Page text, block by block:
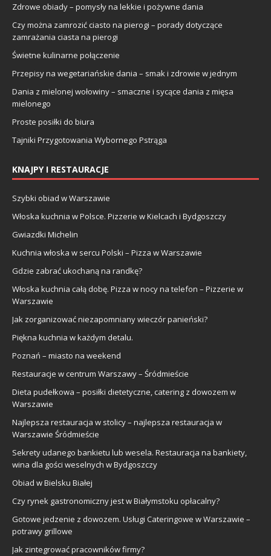
Zdrowe obiady – pomysły na lekkie i pożywne dania
Czy można zamrozić ciasto na pierogi – porady dotyczące
zamrażania ciasta na pierogi
Świetne kulinarne połączenie
Przepisy na wegetariańskie dania – smak i zdrowie w jednym
Dania z mielonej wołowiny – smaczne i sycące dania z mięsa
mielonego
Proste posiłki do biura
Tajniki Przygotowania Wybornego Pstrąga
KNAJPY I RESTAURACJE
Szybki obiad w Warszawie
Włoska kuchnia w Polsce. Pizzerie w Kielcach i Bydgoszczy
Gwiazdki Michelin
Kuchnia włoska w sercu Polski – Pizza w Warszawie
Gdzie zabrać ukochaną na randkę?
Włoska kuchnia całą dobę. Pizza w nocy na telefon – Pizzerie w
Warszawie
Jak zorganizować niezapomniany wieczór panieński?
Piękna kuchnia w każdym detalu.
Poznań – miasto na weekend
Restauracje w centrum Warszawy – Śródmieście
Dieta pudełkowa – posiłki dietetyczne, catering z dowozem w
Warszawie
Najlepsza restauracja w stolicy – najlepsza restauracja w
Warszawie Śródmieście
Sekrety udanego bankietu lub wesela. Restauracja na bankiety,
wina dla gości weselnych w Bydgoszczy
Obiad w Bielsku Białej
Czy rynek gastronomiczny jest w Białymstoku opłacalny?
Gotowe jedzenie z dowozem. Usługi Cateringowe w Warszawie –
potrawy grillowe
Jak zintegrować pracowników firmy?